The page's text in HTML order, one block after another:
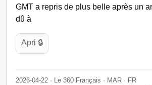
GMT a repris de plus belle après un
dû à
Apri 🔒
2026-04-22 · Le 360 Français · MAR · FR